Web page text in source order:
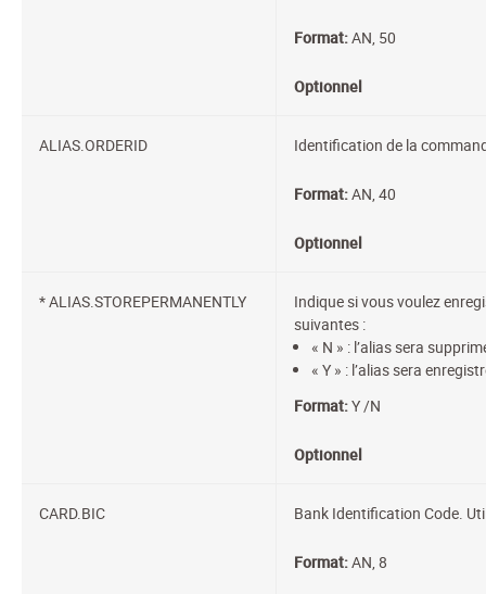
Format:AN, 50
Optionnel
ALIAS.ORDERID Identification de la
Format:AN, 40
Optionnel
* ALIAS.STOREPERMANENTLY
Indique si vous voulez
suivantes :
« N » : l’alias sera
« Y » : l’alias sera
Format:Y /N
Optionnel
CARD.BIC Bank Identification Code.
Format:AN, 8